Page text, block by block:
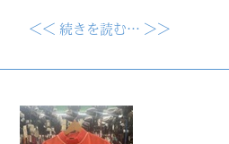
＜＜ 続きを読む… ＞＞